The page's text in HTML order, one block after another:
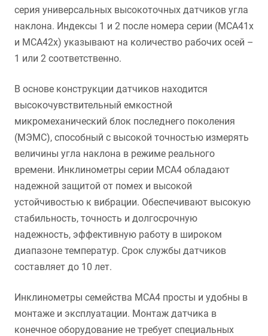
серия универсальных высокоточных датчиков угла
наклона. Индексы 1 и 2 после номера серии (MCA41x
и MCA42x) указывают на количество рабочих осей –
1 или 2 соответственно.
В основе конструкции датчиков находится
высокочувствительный емкостной
микромеханический блок последнего поколения
(МЭМС), способный с высокой точностью измерять
величины угла наклона в режиме реального
времени. Инклинометры серии MCA4 обладают
надежной защитой от помех и высокой
устойчивостью к вибрации. Обеспечивают высокую
стабильность, точность и долгосрочную
надежность, эффективную работу в широком
диапазоне температур. Срок службы датчиков
составляет до 10 лет.
Инклинометры семейства MCA4 просты и удобны в
монтаже и эксплуатации. Монтаж датчика в
конечное оборудование не требует специальных